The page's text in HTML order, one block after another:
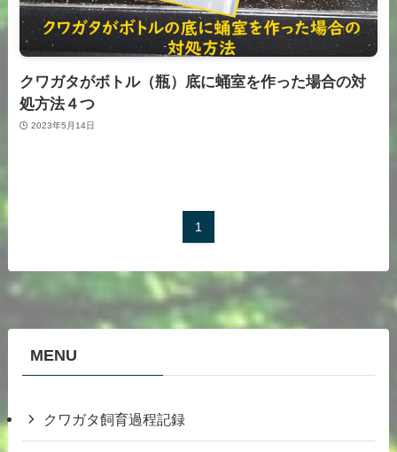
クワガタがボトル（瓶）底に蛹室を作った場合の対
処方法４つ
2023年5月14日
1
MENU
クワガタ飼育過程記録